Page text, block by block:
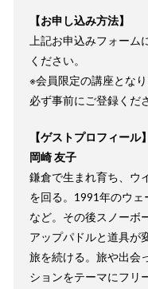
【お申し込み方法】
上記お申込みフォー
ください。
※会員限定の講座とな
必ず事前にご登録くだ
【ゲストプロフィール】
岡崎 友子
鎌倉で生まれ育ち、ウ
を回る。1991年のウ
など。その後スノーボ
アップパドルと道具が
旅を続ける。旅や出会
ションをテーマにフリ